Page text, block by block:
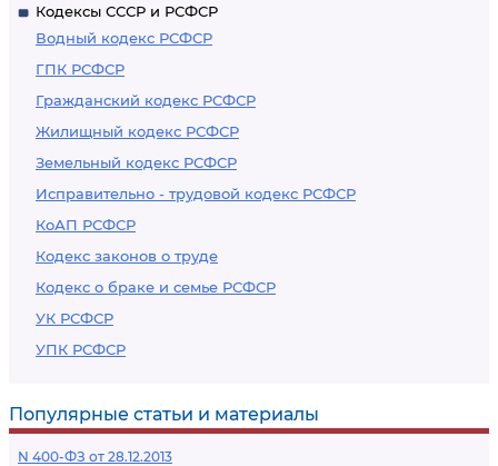
Кодексы СССР и РСФСР
Водный кодекс РСФСР
ГПК РСФСР
Гражданский кодекс РСФСР
Жилищный кодекс РСФСР
Земельный кодекс РСФСР
Исправительно - трудовой кодекс РСФСР
КоАП РСФСР
Кодекс законов о труде
Кодекс о браке и семье РСФСР
УК РСФСР
УПК РСФСР
Популярные статьи и материалы
N 400-ФЗ от 28.12.2013